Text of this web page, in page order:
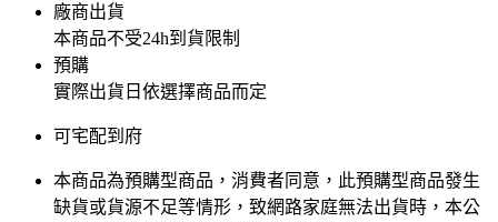
廠商出貨
本商品不受24h到貨限制
預購
實際出貨日依選擇商品而定
可宅配到府
本商品為預購型商品，消費者同意，此預購型商品發生
缺貨或貨源不足等情形，​致網路家庭無法出貨時，本公